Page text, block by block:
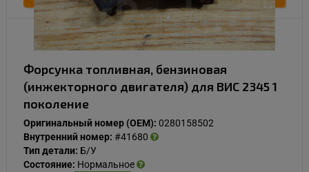
Форсунка топливная, бензиновая
(инжекторного двигателя) для ВИС 2345 1
поколение
Оригинальный номер (OEM): 0280158502
Внутренний номер: #41680
Тип детали: Б/У
Состояние: Нормальное